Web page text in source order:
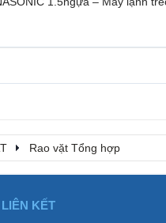
Rao vặt Tổng hợp
LIÊN KẾT